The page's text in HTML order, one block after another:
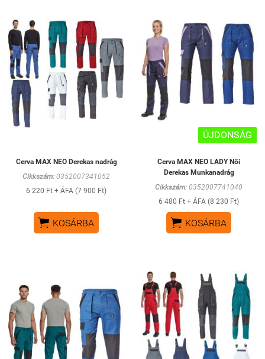
Cerva MAX NEO Derekas nadrág
Cikkszám: 0352007341052
6 220 Ft + ÁFA (7 900 Ft)
 KOSÁRBA
ÚJDONSÁG
Cerva MAX NEO LADY Női
Derekas Munkanadrág
Cikkszám: 0352007741040
6 480 Ft + ÁFA (8 230 Ft)
 KOSÁRBA